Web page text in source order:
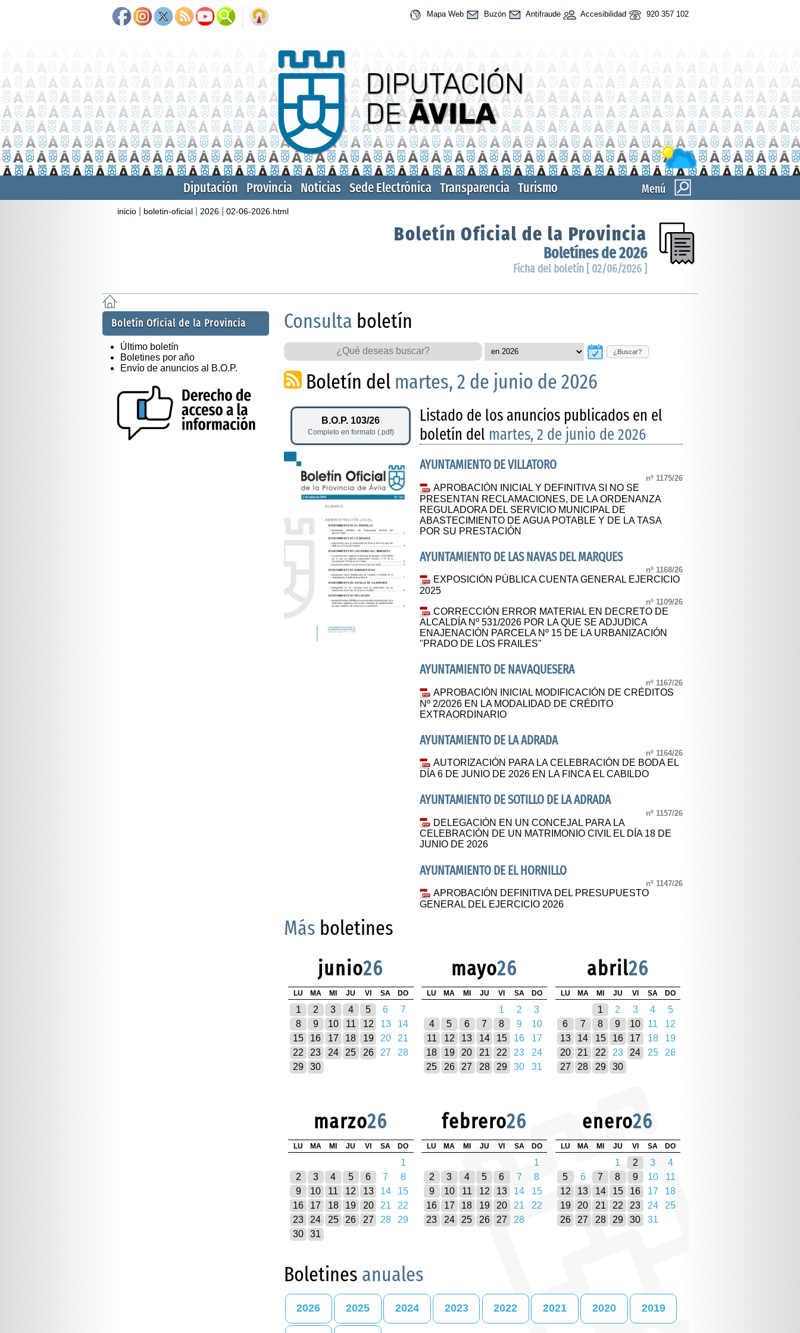
Mapa Web Buzón Antifraude Accesibilidad 920 357 102
Menú
Diputación Provincia Noticias Sede Electrónica Transparencia Turismo
inicio boletin-oficial 2026 02-06-2026.html
Boletín Oficial de la Provincia
Boletínes de 2026
Ficha del boletín [ 02/06/2026 ]
Boletín Oficial de la Provincia
Último boletín
Boletines por año
Envío de anuncios al B.O.P.
Consulta boletín
¿Buscar?
Boletín del martes, 2 de junio de 2026
B.O.P. 103/26
Completo en formato (.pdf)
Listado de los anuncios publicados en el
boletín del martes, 2 de junio de 2026
AYUNTAMIENTO DE VILLATORO
nº 1175/26
APROBACIÓN INICIAL Y DEFINITIVA SI NO SE
PRESENTAN RECLAMACIONES, DE LA ORDENANZA
REGULADORA DEL SERVICIO MUNICIPAL DE
ABASTECIMIENTO DE AGUA POTABLE Y DE LA TASA
POR SU PRESTACIÓN
AYUNTAMIENTO DE LAS NAVAS DEL MARQUES
nº 1168/26
EXPOSICIÓN PÚBLICA CUENTA GENERAL EJERCICIO
2025
nº 1109/26
CORRECCIÓN ERROR MATERIAL EN DECRETO DE
ALCALDÍA Nº 531/2026 POR LA QUE SE ADJUDICA
ENAJENACIÓN PARCELA Nº 15 DE LA URBANIZACIÓN
"PRADO DE LOS FRAILES"
AYUNTAMIENTO DE NAVAQUESERA
nº 1167/26
APROBACIÓN INICIAL MODIFICACIÓN DE CRÉDITOS
Nº 2/2026 EN LA MODALIDAD DE CRÉDITO
EXTRAORDINARIO
AYUNTAMIENTO DE LA ADRADA
nº 1164/26
AUTORIZACIÓN PARA LA CELEBRACIÓN DE BODA EL
DÍA 6 DE JUNIO DE 2026 EN LA FINCA EL CABILDO
AYUNTAMIENTO DE SOTILLO DE LA ADRADA
nº 1157/26
DELEGACIÓN EN UN CONCEJAL PARA LA
CELEBRACIÓN DE UN MATRIMONIO CIVIL EL DÍA 18 DE
JUNIO DE 2026
AYUNTAMIENTO DE EL HORNILLO
nº 1147/26
APROBACIÓN DEFINITIVA DEL PRESUPUESTO
GENERAL DEL EJERCICIO 2026
Más boletines
junio26
LU MA MI JU VI SA DO
1 2 3 4 5 6
7
8
9 10 11 12 13
14
15
16 17 18 19 20
21
22
23 24 25 26 27
28
29
30
mayo26
LU MA MI JU VI SA DO
1 2
3
4
5 6 7 8 9
10
11
12 13 14 15 16
17
18
19 20 21 22 23
24
25
26 27 28 29 30 31
abril26
LU MA MI JU VI SA DO
1 2 3 4
5
6
7 8 9 10 11
12
13
14 15 16 17 18
19
20
21 22 23 24 25
26
27
28 29 30
marzo26
LU MA MI JU VI SA DO
1
2
3 4 5 6 7
8
9
10 11 12 13 14
15
16
17 18 19 20 21
22
23
24 25 26 27 28
29
30
31
febrero26
LU MA MI JU VI SA DO
1
2
3 4 5 6 7
8
9
10 11 12 13 14
15
16
17 18 19 20 21
22
23
24 25 26 27 28
enero26
LU MA MI JU VI SA DO
1 2 3
4
5
6 7 8 9 10
11
12
13 14 15 16 17
18
19
20 21 22 23 24
25
26
27 28 29 30 31
Boletines anuales
2026 2025 2024 2023 2022 2021 2020 2019